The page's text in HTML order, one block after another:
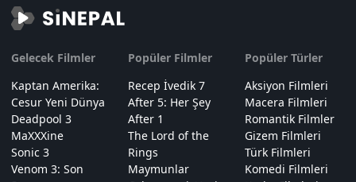
Gelecek Filmler
Kaptan Amerika:
Cesur Yeni Dünya
Deadpool 3
MaXXXine
Sonic 3
Venom 3: Son
Popüler Filmler
Recep İvedik 7
After 5: Her Şey
After 1
The Lord of the
Rings
Maymunlar
Popüler Türler
Aksiyon Filmleri
Macera Filmleri
Romantik Filmler
Gizem Filmleri
Türk Filmleri
Komedi Filmleri